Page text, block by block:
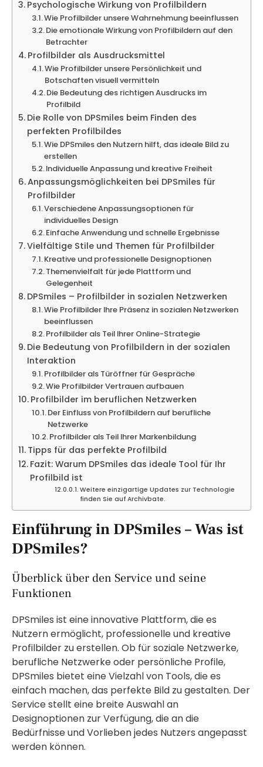
Psychologische Wirkung von Profilbildern
Wie Profilbilder unsere Wahrnehmung beeinflussen
Die emotionale Wirkung von Profilbildern auf den
Betrachter
Profilbilder als Ausdrucksmittel
Wie Profilbilder unsere Persönlichkeit und
Botschaften visuell vermitteln
Die Bedeutung des richtigen Ausdrucks im
Profilbild
Die Rolle von DPSmiles beim Finden des
perfekten Profilbildes
Wie DPSmiles den Nutzern hilft, das ideale Bild zu
erstellen
Individuelle Anpassung und kreative Freiheit
Anpassungsmöglichkeiten bei DPSmiles für
Profilbilder
Verschiedene Anpassungsoptionen für
individuelles Design
Einfache Anwendung und schnelle Ergebnisse
Vielfältige Stile und Themen für Profilbilder
Kreative und professionelle Designoptionen
Themenvielfalt für jede Plattform und
Gelegenheit
DPSmiles – Profilbilder in sozialen Netzwerken
Wie Profilbilder Ihre Präsenz in sozialen Netzwerken
beeinflussen
Profilbilder als Teil Ihrer Online-Strategie
Die Bedeutung von Profilbildern in der sozialen
Interaktion
Profilbilder als Türöffner für Gespräche
Wie Profilbilder Vertrauen aufbauen
Profilbilder im beruflichen Netzwerken
Der Einfluss von Profilbildern auf berufliche
Netzwerke
Profilbilder als Teil Ihrer Markenbildung
Tipps für das perfekte Profilbild
Fazit: Warum DPSmiles das ideale Tool für Ihr
Profilbild ist
Weitere einzigartige Updates zur Technologie
finden Sie auf Archivbate.
Einführung in DPSmiles – Was ist
DPSmiles?
Überblick über den Service und seine
Funktionen
DPSmiles ist eine innovative Plattform, die es
Nutzern ermöglicht, professionelle und kreative
Profilbilder zu erstellen. Ob für soziale Netzwerke,
berufliche Netzwerke oder persönliche Profile,
DPSmiles bietet eine Vielzahl von Tools, die es
einfach machen, das perfekte Bild zu gestalten. Der
Service stellt eine breite Auswahl an
Designoptionen zur Verfügung, die an die
Bedürfnisse und Vorlieben jedes Nutzers angepasst
werden können.